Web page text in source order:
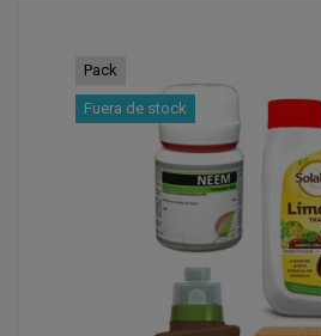
Pack
Fuera de stock